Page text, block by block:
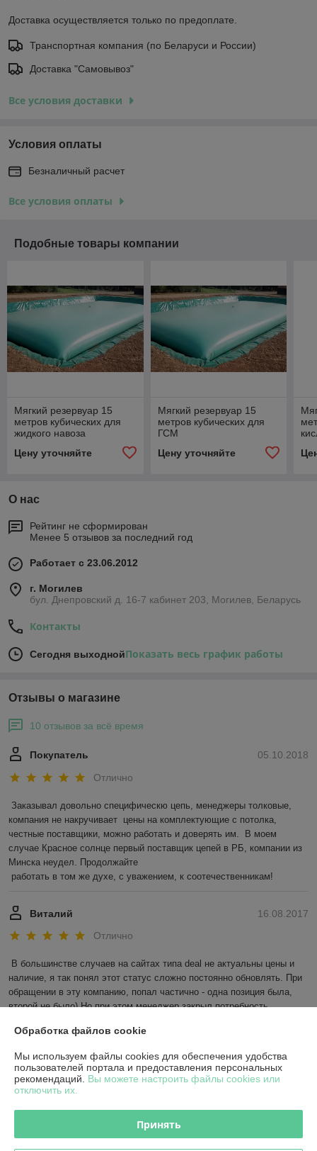
Доставка осуществляется только по предоплате.
Транспортная компания (по Беларуси и России)
Доставка "Самовывоз"
Все условия доставки
Условия оплаты
Безналичный расчет
Все условия оплаты
Подобные товары компании
Мягкий резервуар 15
метров кубических для
жидкого навоза
Цену уточняйте
Мягкий резервуар 15
метров кубических для
ГСМ
Цену уточняйте
О нас
Рейтинг не сформирован
Менее 5 отзывов за последний год
Работает с 23.06.2012
г. Могилев
бул. Днепровский д. 16-7 кабинет 203, Могилев, Беларусь
Контакты
Сегодня выходнойПоказать весь график работы
Отзывы о магазине
10 отзывов за всё время
05.10.2018
Покупатель
Отлично
Заказывал довольно специфическю цепь, менеджеры толковые,
компания не накручивает  цены на комплектующие с потолка,
честные поставщики, можно работать и доверять им.  В моем
случае Красное солнце первый поставщик цепей в РБ, компании из
Минска неудел. Продолжайте
работать в том же духе, с уважением, к соотечественникам!
16.08.2017
Виталий
Отлично
В большинстве случаев на сайтах типа deal не актуальны цены и
наличие, я так понял этот статус сложно постоянно обновлять. При
обращении в эту компанию, попал частично - одна позиция была,
второй не было) Но при этом менеджер закрыл потребность,
О нас
Обработка файлов cookie
Мы используем файлы cookies для обеспечения удобства
пользователей портала и предоставления персональных
рекомендаций. Вы можете настроить файлы cookies или
отключить их.
Принять